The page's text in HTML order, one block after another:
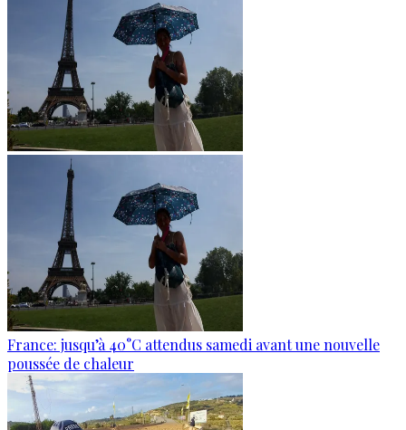
France: jusqu’à 40°C attendus samedi avant une nouvelle
poussée de chaleur